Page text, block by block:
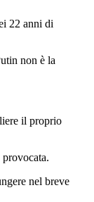
22 anni di
non è la
il proprio
nel breve